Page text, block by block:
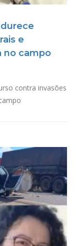
e
no campo
contra invasões